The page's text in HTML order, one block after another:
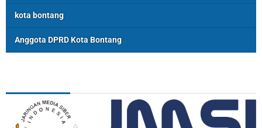
kota bontang
Anggota DPRD Kota Bontang